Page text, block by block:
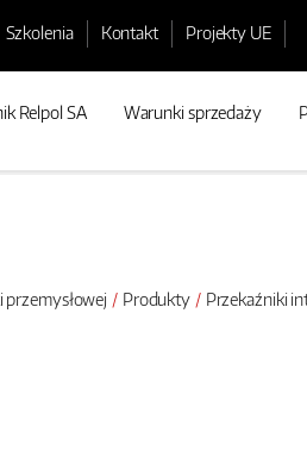
Szkolenia Kontakt Projekty UE
Relpol SA Warunki sprzedaży
Produkty Przekaźniki